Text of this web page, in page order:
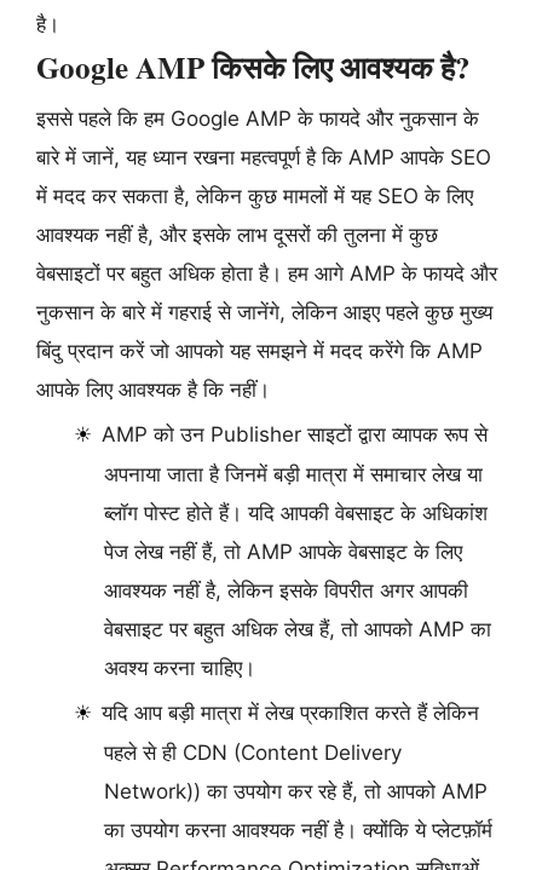
है।
Google AMP किसके लिए आवश्यक है?
इससे पहले कि हम Google AMP के फायदे और नुकसान के
बारे में जानें, यह ध्यान रखना महत्वपूर्ण है कि AMP आपके SEO
में मदद कर सकता है, लेकिन कुछ मामलों में यह SEO के लिए
आवश्यक नहीं है, और इसके लाभ दूसरों की तुलना में कुछ
वेबसाइटों पर बहुत अधिक होता है। हम आगे AMP के फायदे और
नुकसान के बारे में गहराई से जानेंगे, लेकिन आइए पहले कुछ मुख्य
बिंदु प्रदान करें जो आपको यह समझने में मदद करेंगे कि AMP
आपके लिए आवश्यक है कि नहीं।
AMP को उन Publisher साइटों द्वारा व्यापक रूप से
अपनाया जाता है जिनमें बड़ी मात्रा में समाचार लेख या
ब्लॉग पोस्ट होते हैं। यदि आपकी वेबसाइट के अधिकांश
पेज लेख नहीं हैं, तो AMP आपके वेबसाइट के लिए
आवश्यक नहीं है, लेकिन इसके विपरीत अगर आपकी
वेबसाइट पर बहुत अधिक लेख हैं, तो आपको AMP का
अवश्य करना चाहिए।
यदि आप बड़ी मात्रा में लेख प्रकाशित करते हैं लेकिन
पहले से ही CDN (Content Delivery
Network)) का उपयोग कर रहे हैं, तो आपको AMP
का उपयोग करना आवश्यक नहीं है। क्योंकि ये प्लेटफ़ॉर्म